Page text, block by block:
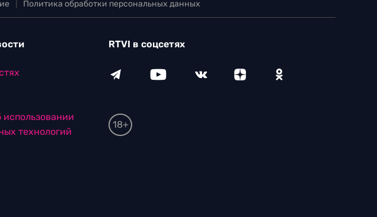
Политика обработки персональных данных
технологий
RTVI в соцсетях
18+